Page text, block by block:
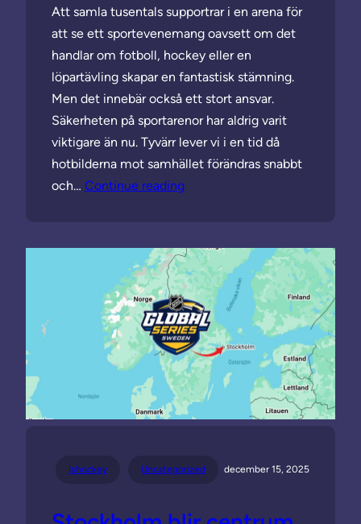
Att samla tusentals supportrar i en arena för
att se ett sportevenemang oavsett om det
handlar om fotboll, hockey eller en
löpartävling skapar en fantastisk stämning.
Men det innebär också ett stort ansvar.
Säkerheten på sportarenor har aldrig varit
viktigare än nu. Tyvärr lever vi i en tid då
hotbilderna mot samhället förändras snabbt
och… Continue reading
Ishockey Uncategorized december 15, 2025